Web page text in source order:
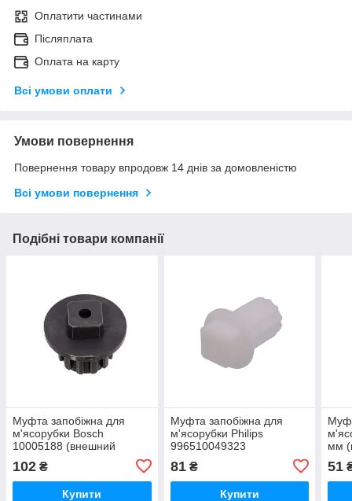
Оплатити частинами
Післяплата
Оплата на карту
Всі умови оплати
Умови повернення
Повернення товару впродовж 14 днів за домовленістю
Всі умови повернення
Подібні товари компанії
Муфта запобіжна для
м'ясорубки Bosch
10005188 (внешний
102 ₴
Купити
Муфта запобіжна для
м'ясорубки Philips
996510049323
81₴
Купити
мм
51